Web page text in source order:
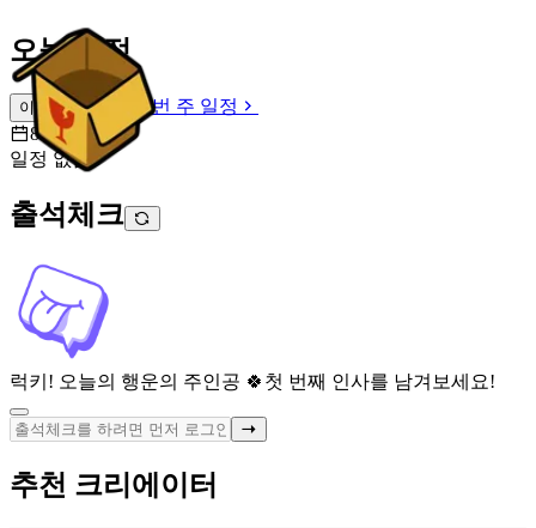
오늘 일정
이번 주 일정
이번 주 일정
8월 7일 [금]
일정 없음
출석체크
럭키! 오늘의 행운의 주인공 🍀 첫 번째 인사를 남겨보세요!
추천 크리에이터